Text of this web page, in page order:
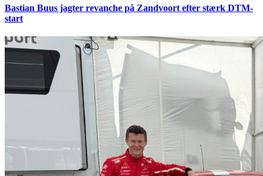
Bastian Buus jagter revanche på Zandvoort efter stærk DTM-
start